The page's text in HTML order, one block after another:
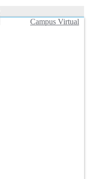
Campus Virtual